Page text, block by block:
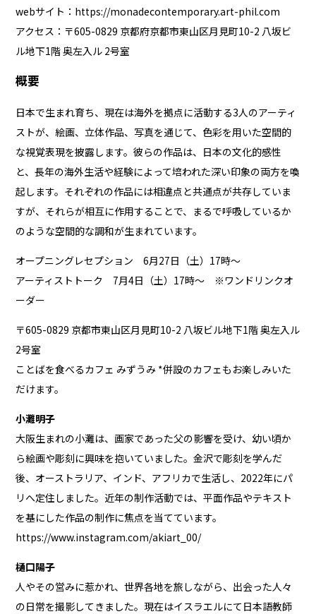
webサイト： https://monadecontemporary.art-phil.com
アクセス：〒605-0829 京都府京都市東山区月見町10-2 八坂ビ
ル地下1階 奥左入ル 2号室
概要
日本で生まれ育ち、現在は海外を拠点に活動する3人のアーティ
ストが、絵画、立体作品、写真を通じて、色彩を用いた空間的
な視覚表現を披露します。彼らの作品は、日本の文化的感性
と、長年の海外生活や経験によって培われた深い印象の両方を喚
起します。それぞれの作品には相違点と共通点が共存していま
すが、それらが相互に作用することで、まるで呼吸しているか
のような空間的な調和が生まれています。
オープニングレセプション 6月27日（土）17時～
アーティストトーク 7月4日（土）17時～ ※ワンドリンクオ
ーダー
〒605-0829 京都市東山区月見町10-2 八坂ビル地下1階 奥左入ル
2号室
ことばを食べるカフェ みずうみ *併設のカフェもお楽しみいた
だけます。
小灘明子
大阪生まれの小灘は、画家であった父の影響を受け、幼い頃か
ら絵画や彫刻に興味を抱いていました。金沢で彫刻を学んだ
後、オーストラリア、インド、アフリカで生活し、2022年にパ
リへ定住しました。近年の制作活動では、平面作品やテキスト
を基にした作品の制作に焦点を当てています。
https://www.instagram.com/akiart_00/
樋口陽子
人やその営みに惹かれ、世界各地を旅しながら、出会った人々
の日常を撮影してきました。現在はイスラエルにて日本語教師